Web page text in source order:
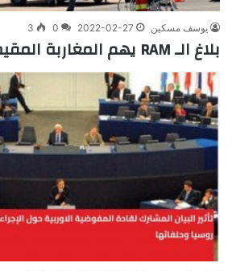
يوسف مسكين 2022-02-27
0
3
بلاغ الـ RAM يهم المغاربة المقيمين بأوكرانيا